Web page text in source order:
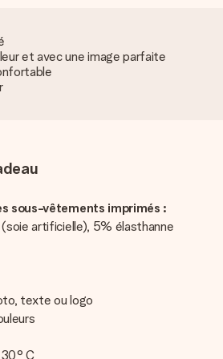
et avec une image parfaite
sous-vêtements imprimés :
artificielle), 5% élasthanne
texte ou logo
C